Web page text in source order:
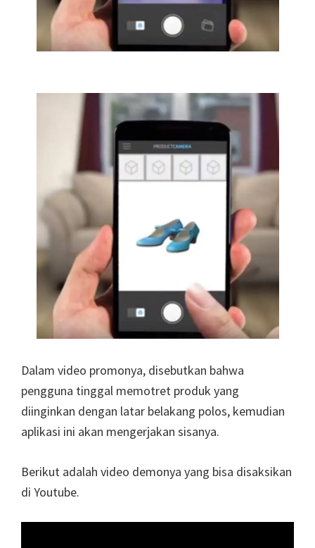
Dalam video promonya, disebutkan bahwa
pengguna tinggal memotret produk yang
diinginkan dengan latar belakang polos, kemudian
aplikasi ini akan mengerjakan sisanya.
Berikut adalah video demonya yang bisa disaksikan
di Youtube.